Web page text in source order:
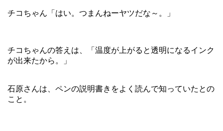
チコちゃん「はい。つまんねーヤツだな～。」
チコちゃんの答えは、「温度が上がると透明になるインク
が出来たから。」
石原さんは、ペンの説明書きをよく読んで知っていたとの
こと。